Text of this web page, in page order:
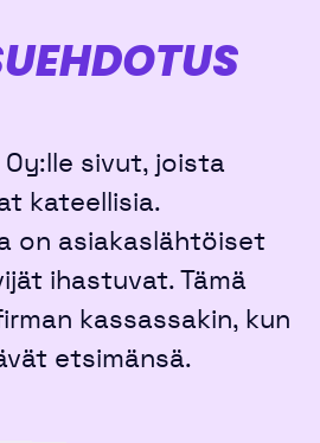
sivut, joista
kateellisia.
on asiakaslähtöiset
ihastuvat. Tämä
kassassakin, kun
etsimänsä.